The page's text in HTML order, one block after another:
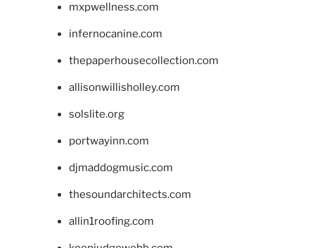
mxpwellness.com
infernocanine.com
thepaperhousecollection.com
allisonwillisholley.com
solslite.org
portwayinn.com
djmaddogmusic.com
thesoundarchitects.com
allin1roofing.com